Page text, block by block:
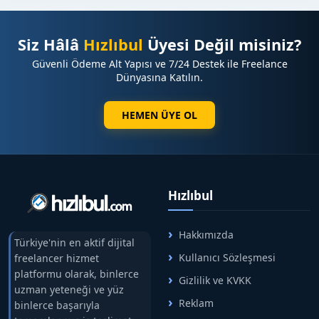
✅ Görsel ekleme imkanı
✅ İsteğe bağlı sosyal medya paylaşımı
⭐ Neden Tanıtım Yazısı ?
✔️ Türkiye genelinde güçlü haber ağı
✔️ Yüksek ziyaretçi trafiği
✔️ Güvenilir ve kurumsal medya markası
✔️ SEO açısından güçlü domain yapısı
⭐ Tüm Haber Sitelerimiz & Yayın Ağımız
fiyat listesi ve kampanyalarımıza aşağıdaki
bağlantıdan ulaşabilirsiniz:
➡️ HızlıBul Satış Profili
Geniş haber ağımız
Siz Hâlâ Hızlıbul Üyesi Değil misiniz?
Güvenli Ödeme Alt Yapısı ve 7/24 Destek ile Freelance
Dünyasına Katılın.
HEMEN ÜYE OL
Türkiye'nin en aktif dijital
freelancer hizmet
platformu olarak, binlerce
uzman yeteneği ve yüz
binlerce başarıyla
Hızlıbul
Hakkımızda
Kullanıcı Sözleşmesi
Gizlilik ve KVKK
Reklam